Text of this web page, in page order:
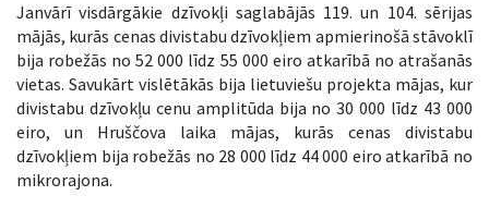
Janvārī visdārgākie dzīvokļi saglabājās 119. un 104. sērijas
mājās, kurās cenas divistabu dzīvokļiem apmierinošā stāvoklī
bija robežās no 52 000 līdz 55 000 eiro atkarībā no atrašanās
vietas. Savukārt vislētākās bija lietuviešu projekta mājas, kur
divistabu dzīvokļu cenu amplitūda bija no 30 000 līdz 43 000
eiro, un Hruščova laika mājas, kurās cenas divistabu
dzīvokļiem bija robežās no 28 000 līdz 44 000 eiro atkarībā no
mikrorajona.